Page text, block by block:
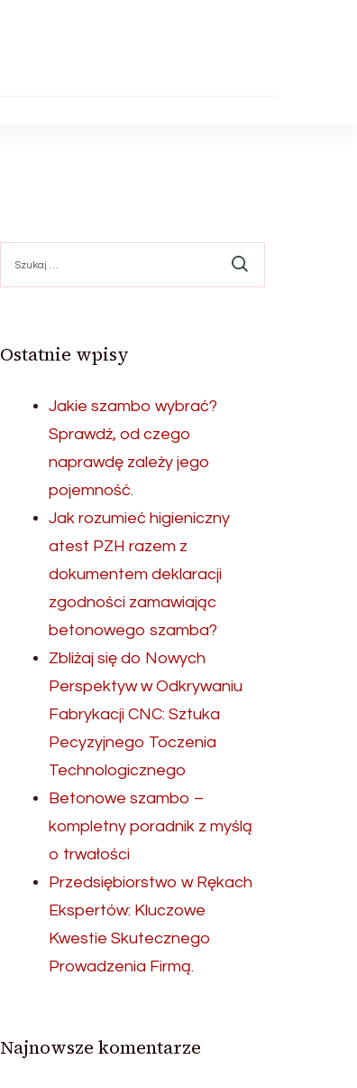
Ostatnie wpisy
Jakie szambo wybrać?
Sprawdź, od czego
naprawdę zależy jego
pojemność.
Jak rozumieć higieniczny
atest PZH razem z
dokumentem deklaracji
zgodności zamawiając
betonowego szamba?
Zbliżaj się do Nowych
Perspektyw w Odkrywaniu
Fabrykacji CNC: Sztuka
Pecyzyjnego Toczenia
Technologicznego
Betonowe szambo –
kompletny poradnik z myślą
o trwałości
Przedsiębiorstwo w Rękach
Ekspertów: Kluczowe
Kwestie Skutecznego
Prowadzenia Firmą.
Najnowsze komentarze